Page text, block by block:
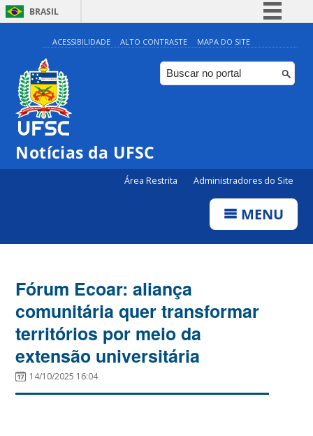
BRASIL
Simplifique!
Comunica BR
Participe
ACESSIBILIDADE ALTO CONTRASTE MAPA DO SITE
Notícias da UFSC
Área Restrita Administradores do Site
MENU
Fórum Ecoar: aliança
comunitária quer transformar
territórios por meio da
extensão universitária
14/10/2025 16:04